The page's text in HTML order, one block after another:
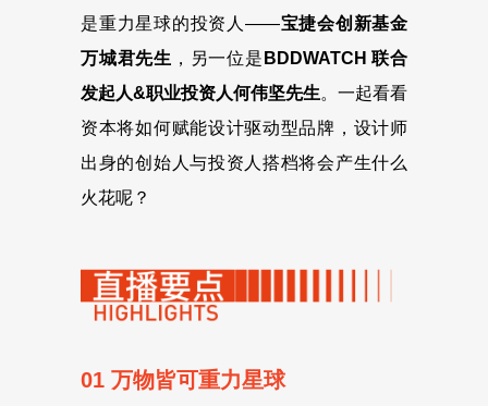
是重力星球的投资人——宝捷会创新基金
万城君先生 ，另一位是 BDDWATCH 联合
发起人&职业投资人何伟坚先生。一起看看
资本将如何赋能设计驱动型品牌，设计师
出身的创始人与投资人搭档将会产生什么
火花呢？
01 万物皆可重力星球